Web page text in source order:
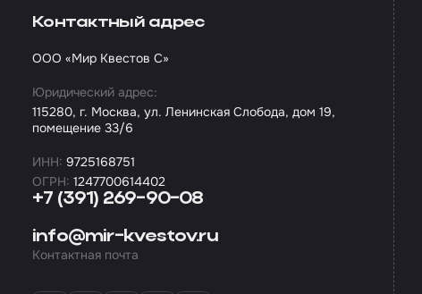
+7 (391) 269-90-08
info@mir-kvestov.ru
Контактная почта
Контактный адрес
ООО «Мир Квестов С»
Юридический адрес:
115280, г. Москва, ул. Ленинская Слобода, дом 19,
помещение 33/6
ИНН: 9725168751
ОГРН: 1247700614402